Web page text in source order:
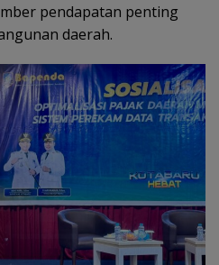
pendapatan penting
daerah.